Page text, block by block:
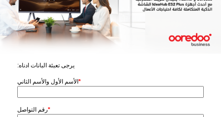
:يرجى تعبئة البانات ادناه
الأسم الأول والأسم الثاني *
رقم التواصل*